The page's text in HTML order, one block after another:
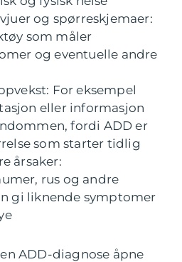
og spørreskjemaer:
som måler
og eventuelle andre
For eksempel
eller informasjon
fordi ADD er
som starter tidlig
årsaker:
rus og andre
gi liknende symptomer
ADD-diagnose åpne